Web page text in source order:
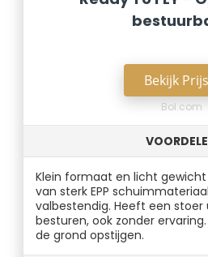
Bekijk
Bol.com
Klein formaat en licht
van sterk EPP
valbestendig. Heeft een stoer
besturen, ook zonder
de grond opstijgen.